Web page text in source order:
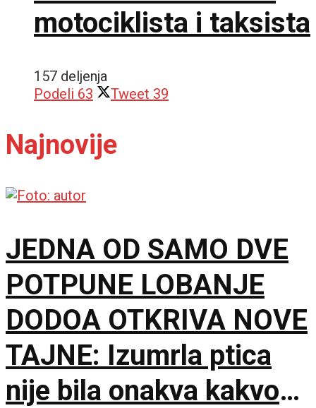
motociklista i taksista
157 deljenja
Podeli 63 Tweet 39
Najnovije
JEDNA OD SAMO DVE
POTPUNE LOBANJE
DODOA OTKRIVA NOVE
TAJNE: Izumrla ptica
nije bila onakva kakvom